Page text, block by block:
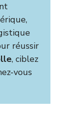
réussir
, ciblez
vous